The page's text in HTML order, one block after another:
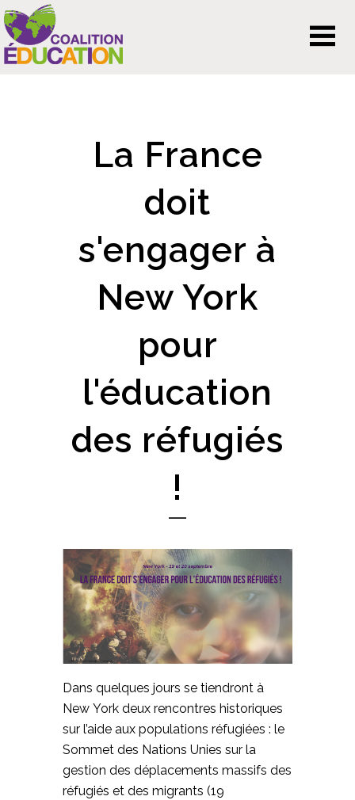
La France
doit
s'engager à
New York
pour
l'éducation
des réfugiés
!
Dans quelques jours se tiendront à
New York deux rencontres historiques
sur l’aide aux populations réfugiées : le
Sommet des Nations Unies sur la
gestion des déplacements massifs des
réfugiés et des migrants (19